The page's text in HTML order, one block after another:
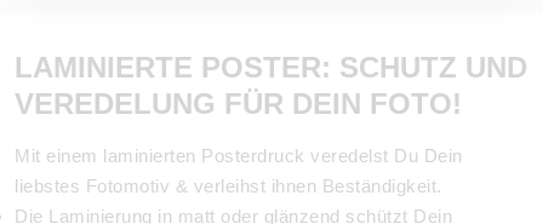
LAMINIERTE POSTER: SCHUTZ UND
VEREDELUNG FÜR DEIN FOTO!
Mit einem laminierten Posterdruck veredelst Du Dein
liebstes Fotomotiv & verleihst ihnen Beständigkeit.
Die Laminierung in matt oder glänzend schützt Dein